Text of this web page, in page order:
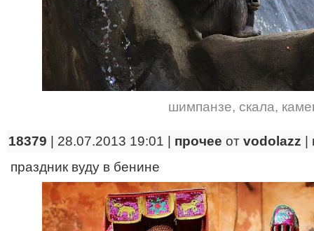
шимпанзе, скала,
18379 | 28.07.2013 19:01 | прочее от vodolazz
праздник вуду в бенине